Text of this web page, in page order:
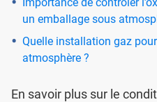
un emballage sous
Quelle installation gaz
atmosphère ?
En savoir plus sur le